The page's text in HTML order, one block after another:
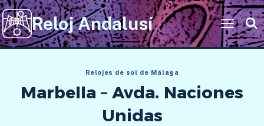
Saltar
al
contenido
Reloj Andalusí
Relojes de sol de Málaga
Marbella – Avda. Naciones
Unidas